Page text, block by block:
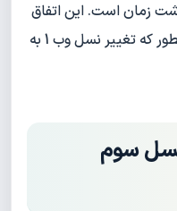
زمان است. این اتفاق
به‌صورت آرام انجام می‌گیرد، همانطور که تغییر نسل وب 1 به
گیری وب ۳ (نسل سوم